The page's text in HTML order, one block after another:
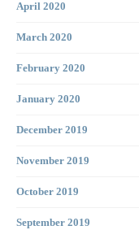
April 2020
March 2020
February 2020
January 2020
December 2019
November 2019
October 2019
September 2019